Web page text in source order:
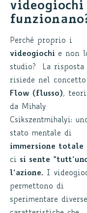
videogiochi
Perché proprio i
videogiochi e non
studio? La risposta
risiede nel
Flow (flusso),
da Mihaly
Csikszentmihalyi:
stato mentale di
immersione totale
ci si sente
l’azione. I
permettono di
sperimentare diverse